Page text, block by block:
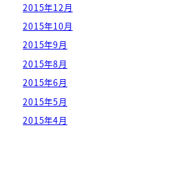
2015年12月
2015年10月
2015年9月
2015年8月
2015年6月
2015年5月
2015年4月